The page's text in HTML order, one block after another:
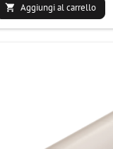
 Aggiungi al carrello